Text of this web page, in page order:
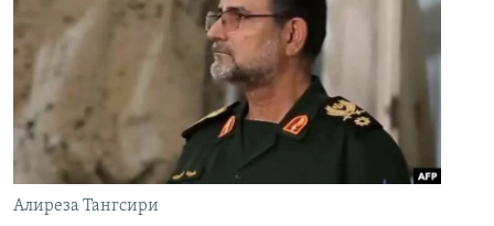
Алиреза Тангсири